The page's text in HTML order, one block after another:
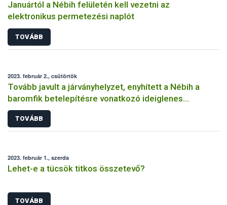
Januártól a Nébih felületén kell vezetni az
elektronikus permetezési naplót
TOVÁBB
2023. február 2., csütörtök
Tovább javult a járványhelyzet, enyhített a Nébih a
baromfik betelepítésre vonatkozó ideiglenes
szabályokon
TOVÁBB
2023. február 1., szerda
Lehet-e a tücsök titkos összetevő?
TOVÁBB